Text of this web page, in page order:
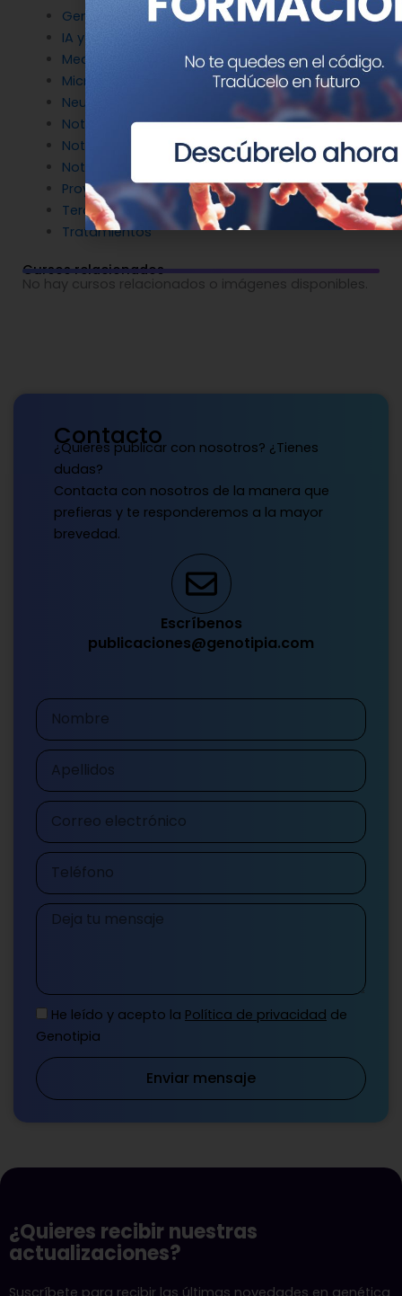
Genética en Cardiología
IA y Genómica
Medicina Reproductiva
Microbiología molecular
Neurociencia
Noticias de Genotipia
Noticias de investigación
Noticias patrocinadas
Proyectos
Terapia Génica
Tratamientos
Cursos relacionados
No hay cursos relacionados o imágenes disponibles.
Contacto
¿Quieres publicar con nosotros? ¿Tienes
dudas?
Contacta con nosotros de la manera que
prefieras y te responderemos a la mayor
brevedad.
Escríbenos
publicaciones@genotipia.com
Nombre
Apellidos
Correo
electrónico
Teléfono
Mensaje
He leído y acepto la Política de privacidad de
Genotipia
Enviar mensaje
¿Quieres recibir nuestras
actualizaciones?